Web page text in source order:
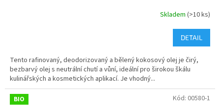
Skladem (>10 ks)
DETAIL
Tento rafinovaný, deodorizovaný a bělený kokosový olej je čirý,
bezbarvý olej s neutrální chutí a vůní, ideální pro širokou škálu
kulinářských a kosmetických aplikací. Je vhodný...
BIO Kód: 00580-1